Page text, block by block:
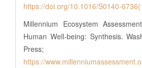
https://doi.org/10.1016/S0140-
Millennium Ecosystem
Human Well-being: Synthesis.
Press;
https://